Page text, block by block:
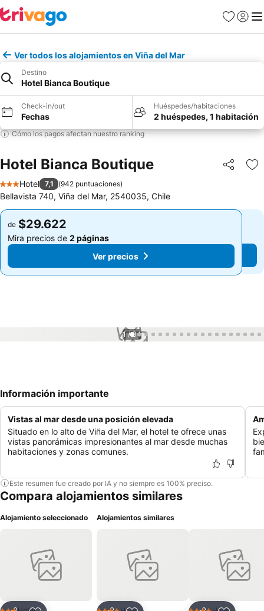
Favoritos
Iniciar
Ver todos los alojamientos en Viña del Mar
Destino
Hotel Bianca Boutique
Check-in/out
Fechas
Huéspedes/habitaciones
2 huéspedes, 1 habitación
Cómo los pagos afectan nuestro ranking
Hotel Bianca Boutique Compartir
3 Estrellas
Hotel 7,1 (942 puntuaciones)
Bellavista 740, Viña del Mar, 2540035, Chile
de $29.622
Mira precios de 2 páginas
Ver precios
de $29.622
Mira precios de 2 páginas
Ver precios
1 / 34
Información importante
Vistas al mar desde una posición elevada
Situado en lo alto de Viña del Mar, el hotel te ofrece unas
vistas panorámicas impresionantes al mar desde muchas
habitaciones y zonas comunes.
Este resumen fue creado por IA y no siempre es 100% preciso.
Compara alojamientos similares
Alojamiento seleccionado Alojamientos similares